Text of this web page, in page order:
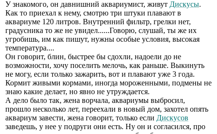
У знакомого, он давнишний аквариумист, живут Дискусы.
Как то приехал к нему, смотрю три штуки плавают в
аквариуме 120 литров. Внутренний фильтр, грелки нет,
градусника то же не увидел......Говорю, слушай, ты же их
угробишь, им как пишут, нужны особые условия, высокая
температура....
Он говорит, блин, быстрее бы сдохли, надоели до не
возможности, хочу поселить мелочь, как раньше. Выкинуть
не могу, если только зажарить, вот и плавают уже 3 года.
Кормит живыми кормами, иногда мороженными, подмены не
знаю какие делает, но явно не утруждается.
А дело было так, жена ворчала, аквариумы выбросил,
прошло несколько лет, переехали в новый дом, захотел опять
аквариум завести, жена говорит, только если Дискусов
заведешь, у нее у подруги они есть. Ну он и согласился, про